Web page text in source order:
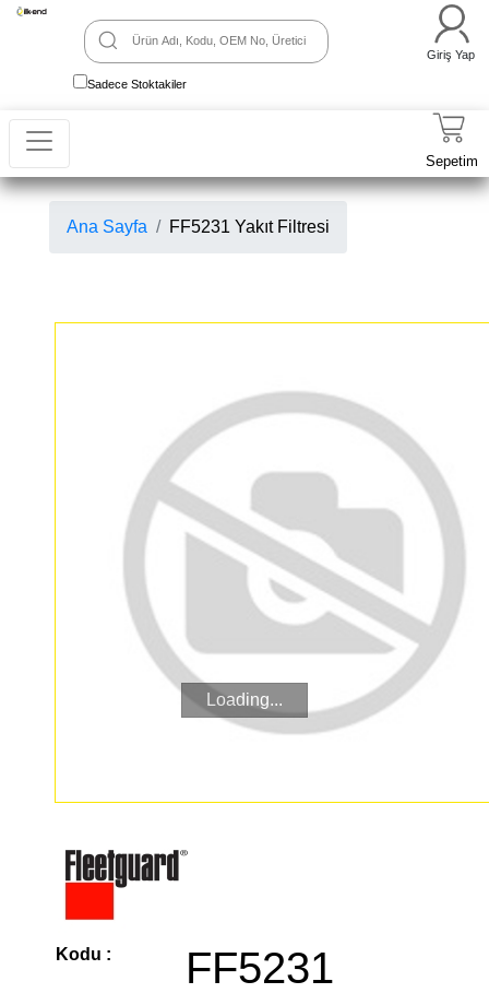
Sadece Stoktakiler
Giriş Yap
Sepetim
Ana Sayfa FF5231 Yakıt Filtresi
Loading...
Kodu : FF5231